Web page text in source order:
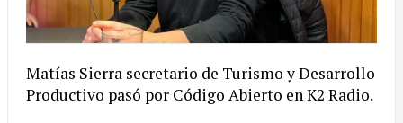
Matías Sierra secretario de Turismo y Desarrollo
Productivo pasó por Código Abierto en K2 Radio.